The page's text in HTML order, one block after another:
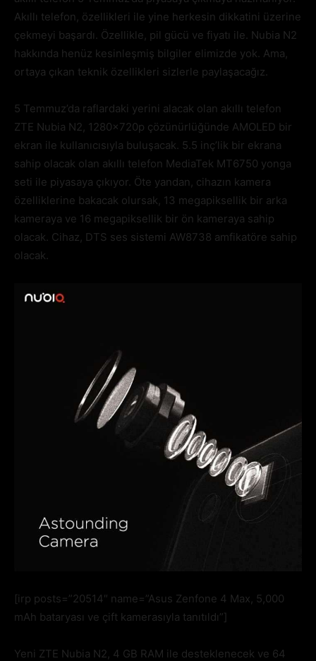
Akıllı telefon, özellikleri ile yine herkesin dikkatini üzerine
çekmeyi başardı. Özellikle, pil gücü ve fiyatı ile. Nubia N2
hakkında henüz kesinleşmiş bilgiler elimizde yok. Ama,
ortaya çıkan teknik özellikleri sizlerle paylaşacağız.
5 Temmuz’da raflardaki yerini alacak olan akıllı telefon
ZTE Nubia N2, 1280x720p çözünürlüğünde AMOLED bir
ekran ile kullanıcısıyla buluşacak. 5.5 inç’lik bir ekrana
sahip olacak olan akıllı telefon MediaTek MT6750 yonga
seti ile piyasaya çıkıyor. Öte yandan, cihazın kamera
özelliklerine bakacak olursak, 13 megapiksellik bir arka
kameraya ve 16 megapiksellik bir ön kameraya sahip
olacak. Cihaz, DTS ses sistemi AW8738 amfikatöre sahip
olacak.
[irp posts=”20514″ name=”Asus Zenfone 4 Max, 5,000
mAh bataryası ve çift kamerasıyla tanıtıldı”]
Yeni ZTE Nubia N2, 4 GB RAM ile desteklenecek ve 64